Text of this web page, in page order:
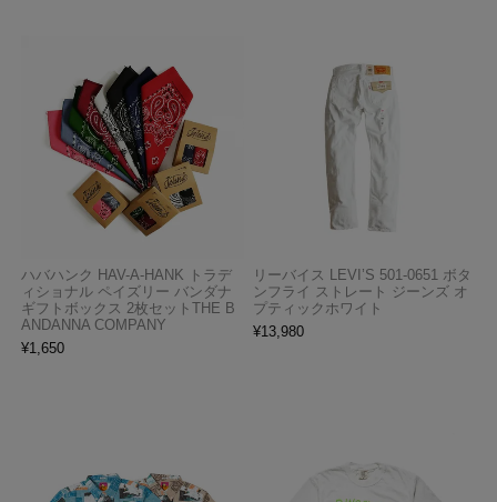
ハバハンク HAV-A-HANK トラデ
ィショナル ペイズリー バンダナ
ギフトボックス 2枚セットTHE B
ANDANNA COMPANY
¥1,650
リーバイス LEVI’S 501-0651 ボタ
ンフライ ストレート ジーンズ オ
プティックホワイト
¥13,980